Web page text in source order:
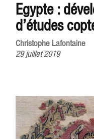
Egypte :
d’études
Christophe Lafontaine
29 juillet 2019